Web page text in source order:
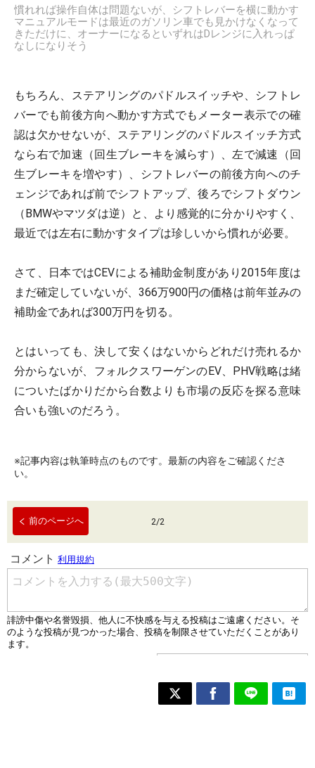
慣れれば操作自体は問題ないが、シフトレバーを横に動かす
マニュアルモードは最近のガソリン車でも見かけなくなって
きただけに、オーナーになるといずれはDレンジに入れっぱ
なしになりそう
もちろん、ステアリングのパドルスイッチや、シフトレ
バーでも前後方向へ動かす方式でもメーター表示での確
認は欠かせないが、ステアリングのパドルスイッチ方式
なら右で加速（回生ブレーキを減らす）、左で減速（回
生ブレーキを増やす）、シフトレバーの前後方向へのチ
ェンジであれば前でシフトアップ、後ろでシフトダウン
（BMWやマツダは逆）と、より感覚的に分かりやすく、
最近では左右に動かすタイプは珍しいから慣れが必要。
さて、日本ではCEVによる補助金制度があり2015年度は
まだ確定していないが、366万900円の価格は前年並みの
補助金であれば300万円を切る。
とはいっても、決して安くはないからどれだけ売れるか
分からないが、フォルクスワーゲンのEV、PHV戦略は緒
についたばかりだから台数よりも市場の反応を探る意味
合いも強いのだろう。
※記事内容は執筆時点のものです。最新の内容をご確認くださ
い。
前のページへ 2/2